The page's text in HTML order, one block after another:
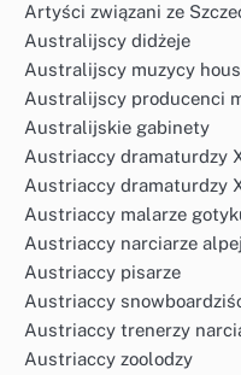
Artyści związani ze
Australijscy didżeje
Australijscy muzycy
Australijscy producenci
Australijskie gabinety
Austriaccy dramaturdzy
Austriaccy dramaturdzy
Austriaccy malarze
Austriaccy narciarze
Austriaccy pisarze
Austriaccy
Austriaccy trenerzy
Austriaccy zoolodzy